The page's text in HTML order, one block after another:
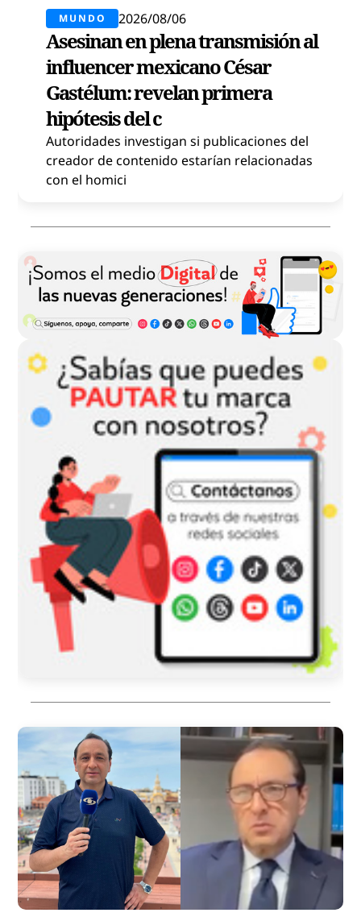
MUNDO 2026/08/06
Asesinan en plena transmisión al
influencer mexicano César
Gastélum: revelan primera
hipótesis del c
Autoridades investigan si publicaciones del
creador de contenido estarían relacionadas
con el homici